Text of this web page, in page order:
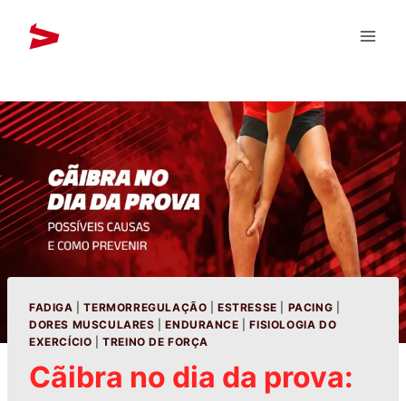
FADIGA |TERMORREGULAÇÃO |ESTRESSE PACING
DORES MUSCULARES |ENDURANCE |FISIOLOGIA DO
EXERCÍCIO |TREINO DE FORÇA
Cãibra no dia da prova: